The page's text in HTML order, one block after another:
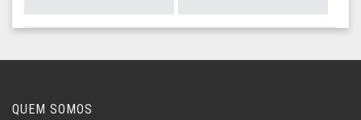
QUEM SOMOS